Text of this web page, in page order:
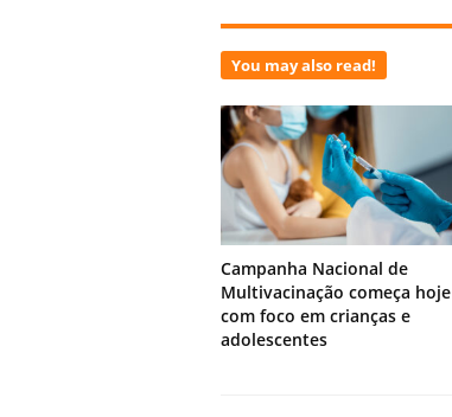
You may also read!
Campanha Nacional de
Multivacinação começa hoje
com foco em crianças e
adolescentes